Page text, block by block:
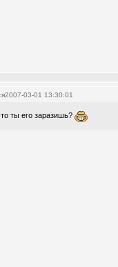
2007-03-01 13:30:01
ты его заразишь?